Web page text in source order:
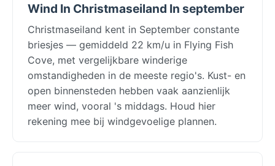
Wind In Christmaseiland In september
Christmaseiland kent in September constante
briesjes — gemiddeld 22 km/u in Flying Fish
Cove, met vergelijkbare winderige
omstandigheden in de meeste regio's. Kust- en
open binnensteden hebben vaak aanzienlijk
meer wind, vooral 's middags. Houd hier
rekening mee bij windgevoelige plannen.